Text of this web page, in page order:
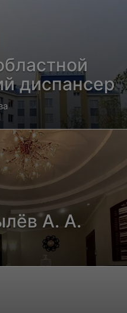
диспансер
А. А.